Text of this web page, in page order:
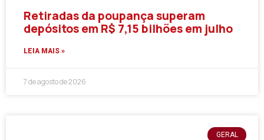
Retiradas da poupança superam
depósitos em R$ 7,15 bilhões em julho
LEIA MAIS »
7 de agosto de 2026
GERAL